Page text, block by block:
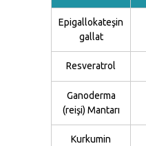
Epigallokateşin
gallat
Resveratrol
Ganoderma
(reişi) Mantarı
Kurkumin